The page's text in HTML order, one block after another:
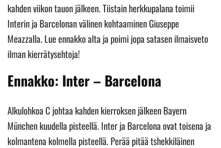
kahden viikon tauon jälkeen. Tiistain herkkupalana toimii
Interin ja Barcelonan välinen kohtaaminen Giuseppe
Meazzalla. Lue ennakko alta ja poimi jopa satasen ilmaisveto
ilman kierrätysehtoja!
Ennakko: Inter – Barcelona
Alkulohkoa C johtaa kahden kierroksen jälkeen Bayern
München kuudella pisteellä. Inter ja Barcelona ovat toisena ja
kolmantena kolmella pisteellä. Perää pitää tshekkiläinen